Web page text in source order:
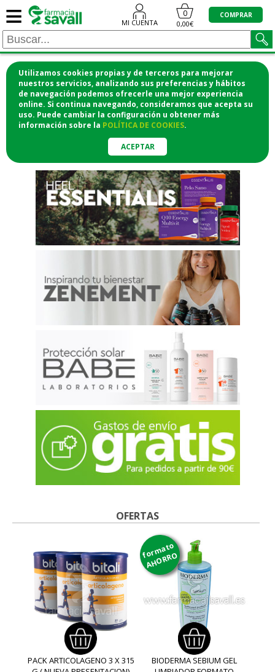
Utilizamos cookies propias y de terceros para mejorar
nuestros servicios, analizando sus preferencias y hábitos
de navegación podemos ofrecerle una mejor experiencia
online. Si continua navegando, consideramos que acepta su
uso. Puede cambiar la configuración u obtener más
información sobre la POLÍTICA DE COOKIES.
ACEPTAR
≡ MI CUENTA
0
0,00€
COMPRAR
¡COMPRA CÓMODAMENTE
DESDE CASA Y RECOGE EN LA
FARMACIA!o si lo prefieres te lo mandamos
a casa
OFERTAS
PACK ARTICOLAGENO 3 X 315
formato
AHORRO
BIODERMA SEBIUM GEL